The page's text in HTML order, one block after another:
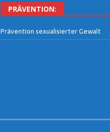
PRÄ­VEN­TI­ON:
Prä­ven­ti­on sexua­li­sier­ter Gewalt